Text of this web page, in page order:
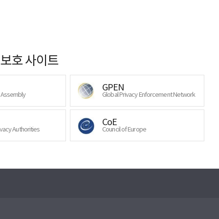
호 사이트
GPEN
Global Privacy Enforcement Network
Authorities
CoE
Council of Europe